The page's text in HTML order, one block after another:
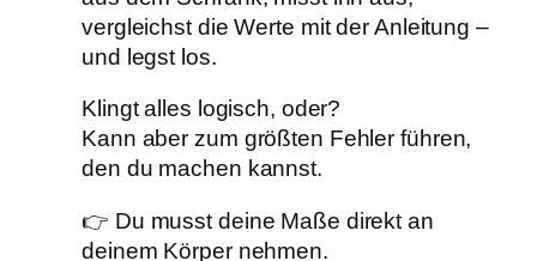
vergleichst die Werte mit der Anleitung –
und legst los.
Klingt alles logisch, oder?
Kann aber zum größten Fehler führen,
den du machen kannst.
👉 Du musst deine Maße direkt an
deinem Körper nehmen.